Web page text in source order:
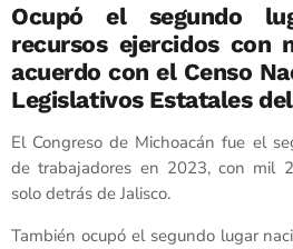
Ocupó el segundo
recursos ejercidos con
acuerdo con el Censo
Legislativos Estatales
El Congreso de Michoacán fue el
de trabajadores en 2023, con mil
solo detrás de Jalisco.
También ocupó el segundo lugar